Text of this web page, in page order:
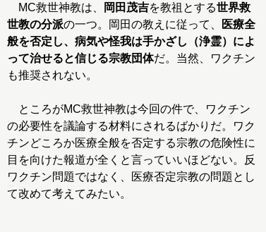
MC救世神教は、 岡田茂吉を教祖とする世界救
世教の分派の一つ。岡田の教えに従って、
医療全
般を否定し、病気や怪我は手かざし（浄霊）によ
って治せると信じる宗教団体だ。当然、ワクチン
も推奨されない。
ところがMC救世神教は今回の件で、ワクチン
の必要性を議論する材料にされるばかりだ。ワク
チンどころか医療全般を否定する宗教の危険性に
目を向けた報道が全くと言っていいほどない。反
ワクチン問題ではなく、医療否定宗教の問題とし
て改めて考えてみたい。